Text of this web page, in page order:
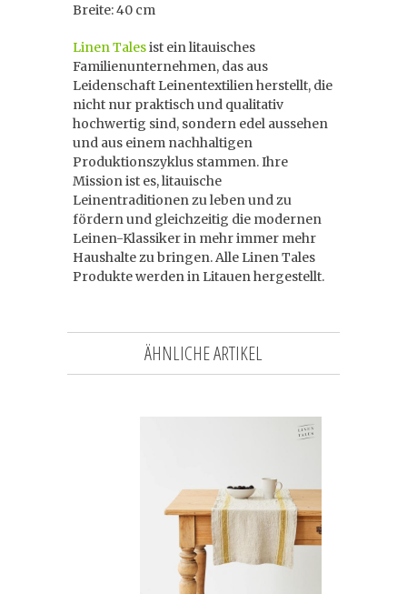
Breite: 40 cm
Linen Talesist ein litauisches
Familienunternehmen, das aus
Leidenschaft Leinentextilien herstellt, die
nicht nur praktisch und qualitativ
hochwertig sind, sondern edel aussehen
und aus einem nachhaltigen
Produktionszyklus stammen. Ihre
Mission ist es, litauische
Leinentraditionen zu leben und zu
fördern und gleichzeitig die modernen
Leinen-Klassiker in mehr immer mehr
Haushalte zu bringen. Alle Linen Tales
Produkte werden in Litauen hergestellt.
ÄHNLICHE ARTIKEL